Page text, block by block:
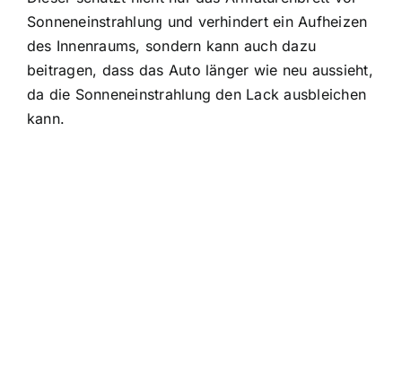
Sonneneinstrahlung und verhindert ein Aufheizen
des Innenraums, sondern kann auch dazu
beitragen, dass das Auto länger wie neu aussieht,
da die Sonneneinstrahlung den Lack ausbleichen
kann.